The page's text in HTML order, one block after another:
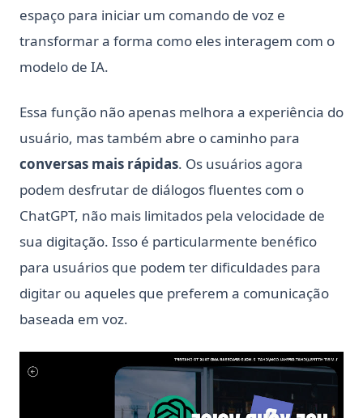
espaço para iniciar um comando de voz e
transformar a forma como eles interagem com o
modelo de IA.
Essa função não apenas melhora a experiência do
usuário, mas também abre o caminho para
conversas mais rápidas. Os usuários agora
podem desfrutar de diálogos fluentes com o
ChatGPT, não mais limitados pela velocidade de
sua digitação. Isso é particularmente benéfico
para usuários que podem ter dificuldades para
digitar ou aqueles que preferem a comunicação
baseada em voz.